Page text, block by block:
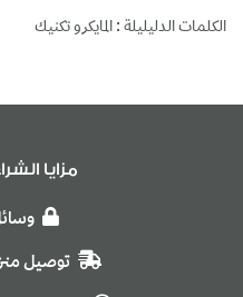
الكلمات الدليليلة : المايكرو تكنيك
مزايا
توصيل